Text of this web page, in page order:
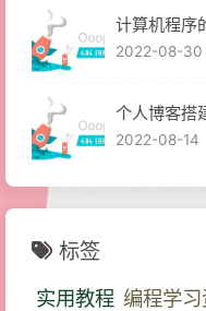
计算机程序
2022-08-30
个人博客搭
2022-08-14
标签
实用教程 编程学